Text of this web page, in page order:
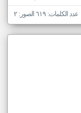
عدد الكلمات: ٦١٩ الصور: ٢